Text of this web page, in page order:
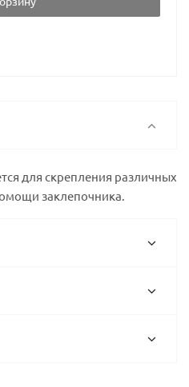
для скрепления различных
заклепочника.